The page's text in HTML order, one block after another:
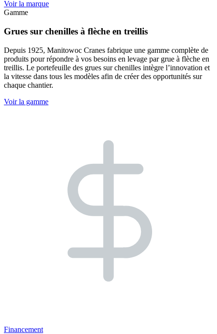
Voir la marque
Gamme
Grues sur chenilles à flèche en treillis
Depuis 1925, Manitowoc Cranes fabrique une gamme complète de
produits pour répondre à vos besoins en levage par grue à flèche en
treillis. Le portefeuille des grues sur chenilles intègre l’innovation et
la vitesse dans tous les modèles afin de créer des opportunités sur
chaque chantier.
Voir la gamme
Financement